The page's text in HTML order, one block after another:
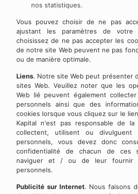
nos statistiques.
Vous pouvez choisir de ne pas
ajustant les paramètres de votre
choisissez de ne pas accepter les
de notre site Web peuvent ne pas
ou de manière optimale.
Liens. Notre site Web peut présenter
sites Web. Veuillez noter que les
Web lié peuvent également
personnels ainsi que des
cookies lorsque vous cliquez sur le
Kapital n'est pas responsable de
collectent, utilisent ou divulguent
personnels, vous devez donc
confidentialité de chacun de ces
naviguer et / ou de leur fournir
personnels.
Publicité sur Internet. Nous faisons